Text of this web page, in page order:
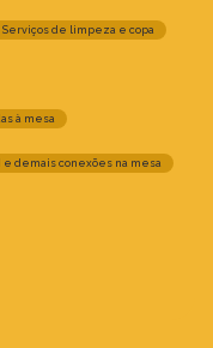
Serviços de limpeza e copa
à mesa
e demais conexões na mesa